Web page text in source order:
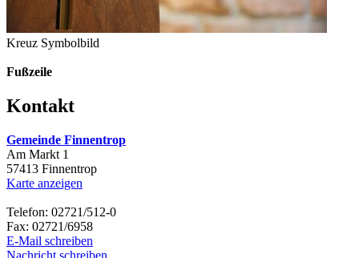
Kreuz Symbolbild
Fußzeile
Kontakt
Gemeinde Finnentrop
Am Markt 1
57413 Finnentrop
Karte anzeigen
Telefon: 02721/512-0
Fax: 02721/6958
E-Mail schreiben
Nachricht schreiben